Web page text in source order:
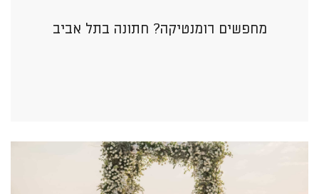
מחפשים רומנטיקה? חתונה בתל אביב